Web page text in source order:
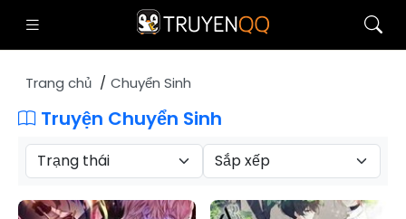
Trang chủ Chuyển Sinh
Truyện Chuyển Sinh